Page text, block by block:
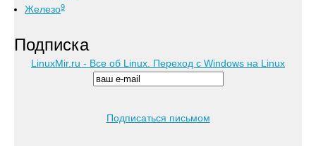
Железо9
Подписка
LinuxMir.ru - Все об Linux. Переход с Windows на Linux
Подписаться письмом